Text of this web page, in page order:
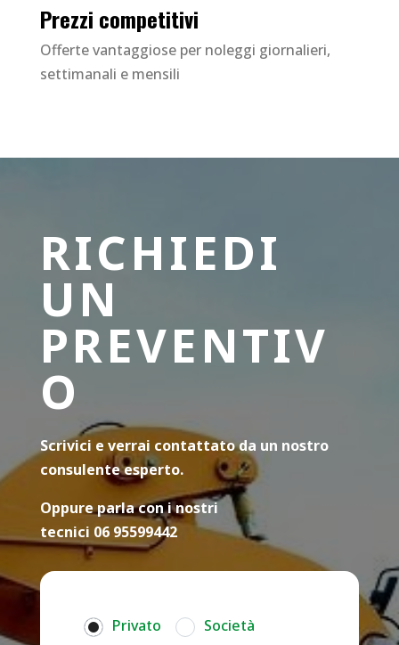
Prezzi competitivi
Offerte vantaggiose per noleggi giornalieri,
settimanali e mensili
RICHIEDI
UN
PREVENTIV
O
Scrivici e verrai contattato da un nostro
consulente esperto.
Oppure parla con i nostri
tecnici 06 95599442
Privato Società